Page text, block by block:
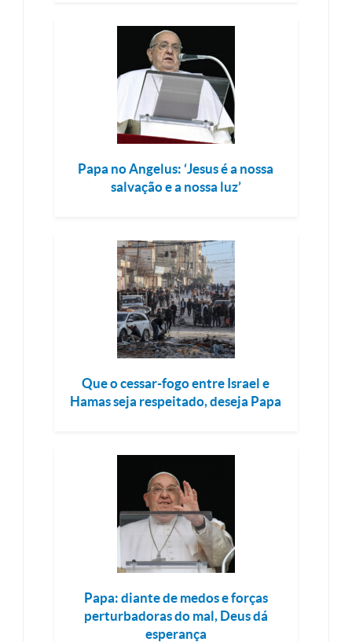
Papa no Angelus: ‘Jesus é a nossa
salvação e a nossa luz’
Que o cessar-fogo entre Israel e
Hamas seja respeitado, deseja Papa
Papa: diante de medos e forças
perturbadoras do mal, Deus dá
esperança